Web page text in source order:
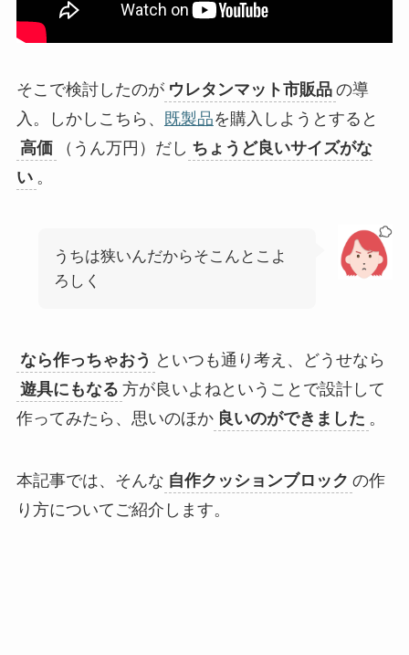
そこで検討したのが ウレタンマット市販品 の導
入。しかしこちら、
既製品を購入しようとすると
高価
（うん万円）だし ちょうど良いサイズがな
い 。
うちは狭いんだからそこんとこよ
ろしく
なら作っちゃおう といつも通り考え、どうせなら
遊具にもなる 方が良いよねということで設計して
作ってみたら、思いのほか 良いのができました 。
本記事では、そんな 自作クッションブロック の作
り方についてご紹介します。